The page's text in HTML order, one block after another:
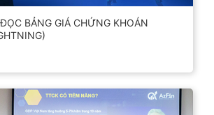
BẢNG GIÁ CHỨNG KHOÁN